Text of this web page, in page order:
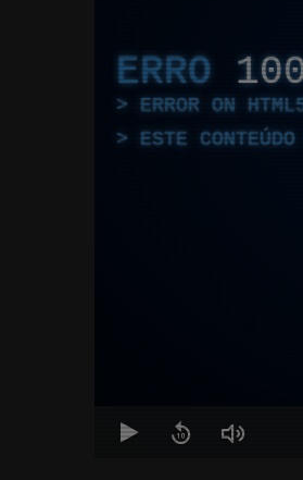
ERRO
ERROR ON
ESTE